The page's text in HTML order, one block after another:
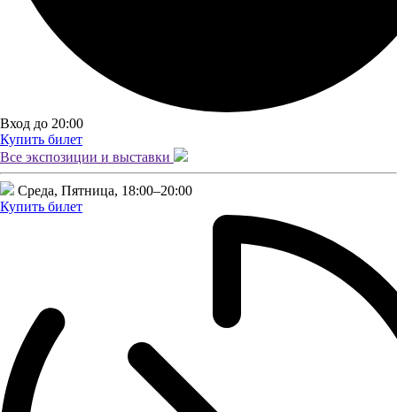
Вход до 20:00
Купить билет
Все экспозиции и выставки
Среда, Пятница, 18:00–20:00
Купить билет